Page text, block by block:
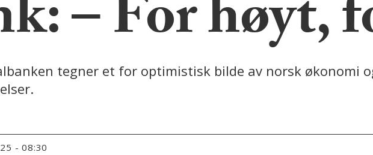
– For høyt,
tegner et for optimistisk bilde av norsk økonomi
- 08:30